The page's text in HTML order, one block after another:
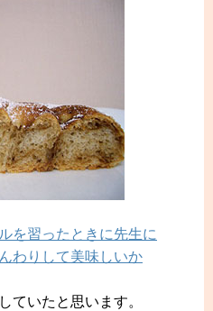
を習ったときに先生に
わりして美味しいか
ていたと思います。